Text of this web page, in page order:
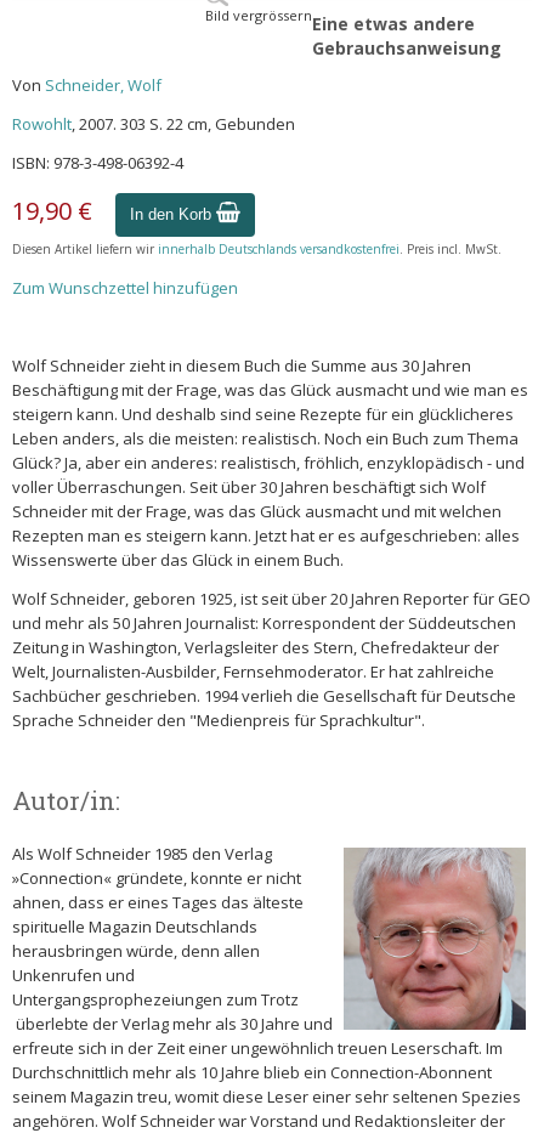
Bild vergrössernEine etwas andere
Gebrauchsanweisung
Von Schneider, Wolf
Rowohlt, 2007. 303 S. 22 cm, Gebunden
ISBN: 978-3-498-06392-4
19,90 € In den Korb
Diesen Artikel liefern wir innerhalb Deutschlands versandkostenfrei. Preis incl. MwSt.
Zum Wunschzettel hinzufügen
Wolf Schneider zieht in diesem Buch die Summe aus 30 Jahren
Beschäftigung mit der Frage, was das Glück ausmacht und wie man es
steigern kann. Und deshalb sind seine Rezepte für ein glücklicheres
Leben anders, als die meisten: realistisch. Noch ein Buch zum Thema
Glück? Ja, aber ein anderes: realistisch, fröhlich, enzyklopädisch - und
voller Überraschungen. Seit über 30 Jahren beschäftigt sich Wolf
Schneider mit der Frage, was das Glück ausmacht und mit welchen
Rezepten man es steigern kann. Jetzt hat er es aufgeschrieben: alles
Wissenswerte über das Glück in einem Buch.
Wolf Schneider, geboren 1925, ist seit über 20 Jahren Reporter für GEO
und mehr als 50 Jahren Journalist: Korrespondent der Süddeutschen
Zeitung in Washington, Verlagsleiter des Stern, Chefredakteur der
Welt, Journalisten-Ausbilder, Fernsehmoderator. Er hat zahlreiche
Sachbücher geschrieben. 1994 verlieh die Gesellschaft für Deutsche
Sprache Schneider den "Medienpreis für Sprachkultur".
Autor/in:
Als Wolf Schneider 1985 den Verlag
»Connection« gründete, konnte er nicht
ahnen, dass er eines Tages das älteste
spirituelle Magazin Deutschlands
herausbringen würde, denn allen
Unkenrufen und
Untergangsprophezeiungen zum Trotz
überlebte der Verlag mehr als 30 Jahre und
erfreute sich in der Zeit einer ungewöhnlich treuen Leserschaft. Im
Durchschnittlich mehr als 10 Jahre blieb ein Connection-Abonnent
seinem Magazin treu, womit diese Leser einer sehr seltenen Spezies
angehören. Wolf Schneider war Vorstand und Redaktionsleiter der